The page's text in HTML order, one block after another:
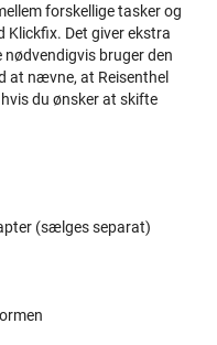
forskellige tasker og
Klickfix. Det giver ekstra
bruger den
at nævne, at Reisenthel
du ønsker at skifte
(sælges separat)